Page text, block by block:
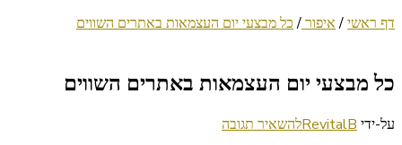
דף ראשי/ איפור/ כל מבצעי יום העצמאות באתרים השווים
כל מבצעי יום העצמאות באתרים השווים
על-ידי RevitalBלהשאיר תגובהבנושא